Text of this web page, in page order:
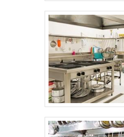
empresa.É importante
produto deve sempre ser
empresas especializadas
Esse tipo de cuidado
qualidade e durabilidade
além de evitar prejuízos
frequentes de produtos que
com suas funções
é possível
desnecessários.Existem
para a Albimáquinas